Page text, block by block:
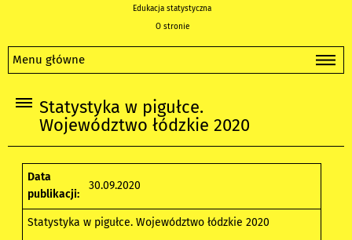
Edukacja statystyczna
O stronie
Menu główne
Statystyka w pigułce.
Województwo łódzkie 2020
Data
publikacji:
30.09.2020
Statystyka w pigułce. Województwo łódzkie 2020